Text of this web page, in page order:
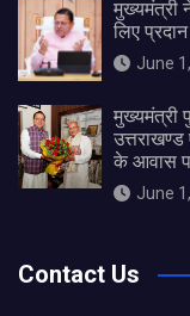
मुख्यमंत्री
लिए
June
मुख्यमंत्री
उत्तराखण्ड
के आवास
June
Contact Us